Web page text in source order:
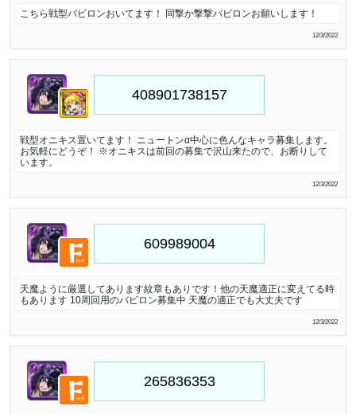
こちら戦型バビロンおいてます！ 同撃か撃撃バビロンお願いします！
12/3/2022
戦型オニキス置いてます！ ニュートンα中心に色んなキャラ募集します。
お気軽にどうぞ！ ※オニキスは前回の募集で沢山来たので、お断りして
います。
12/3/2022
天魔ように厳選してあります紋章もありです！他の天魔適正に変えてる時
もあります 10周回用のバビロン募集中 天魔の適正でも大丈夫です
12/3/2022